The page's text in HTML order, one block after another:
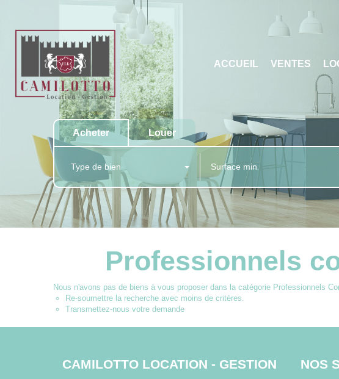
ACCUEIL VENTES
Acheter Louer
Type de bien
Professionnels
Nous n'avons pas de biens à vous proposer dans la catégorie Professionnels
Re-soumettre la recherche avec moins de critères.
Transmettez-nous votre demande
CAMILOTTO LOCATION - GESTION NOS